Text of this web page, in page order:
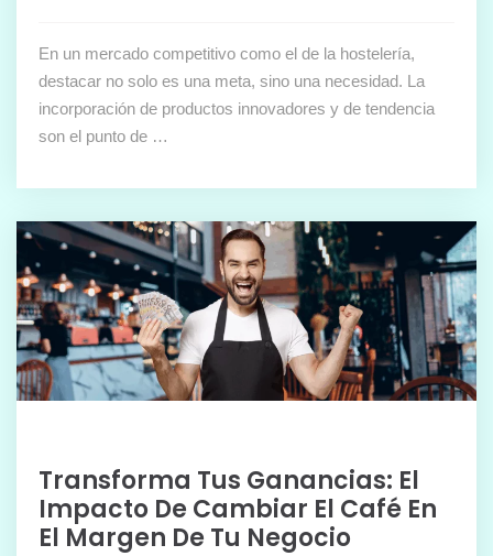
En un mercado competitivo como el de la hostelería,
destacar no solo es una meta, sino una necesidad. La
incorporación de productos innovadores y de tendencia
son el punto de …
Transforma Tus Ganancias: El
Impacto De Cambiar El Café En
El Margen De Tu Negocio